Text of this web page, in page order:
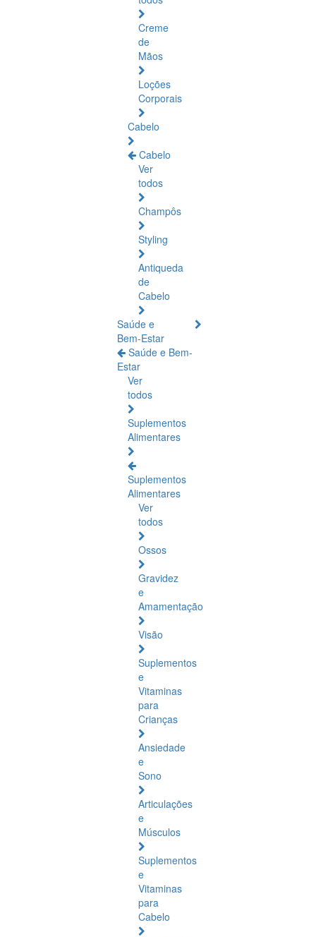
Creme
de
Mãos
Loções
Corporais
Cabelo
Cabelo
Ver
todos
Champôs
Styling
Antiqueda
de
Cabelo
Saúde e
Bem-Estar
Saúde e Bem-
Estar
Ver
todos
Suplementos
Alimentares
Suplementos
Alimentares
Ver
todos
Ossos
Gravidez
e
Amamentação
Visão
Suplementos
e
Vitaminas
para
Crianças
Ansiedade
e
Sono
Articulações
e
Músculos
Suplementos
e
Vitaminas
para
Cabelo